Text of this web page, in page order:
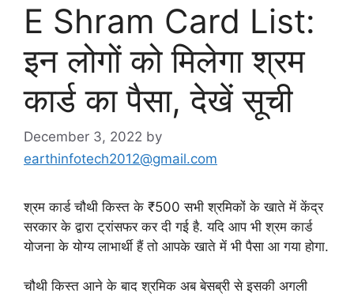
E Shram Card List:
इन लोगों को मिलेगा श्रम
कार्ड का पैसा, देखें सूची
December 3, 2022 by
earthinfotech2012@gmail.com
श्रम कार्ड चौथी किस्त के ₹500 सभी श्रमिकों के खाते में केंद्र
सरकार के द्वारा ट्रांसफर कर दी गई है. यदि आप भी श्रम कार्ड
योजना के योग्य लाभार्थी हैं तो आपके खाते में भी पैसा आ गया होगा.
चौथी किस्त आने के बाद श्रमिक अब बेसब्री से इसकी अगली